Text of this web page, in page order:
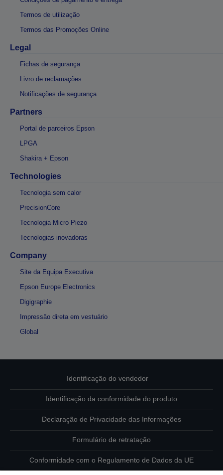
Termos de utilização
Termos das Promoções Online
Legal
Fichas de segurança
Livro de reclamações
Notificações de segurança
Partners
Portal de parceiros Epson
LPGA
Shakira + Epson
Technologies
Tecnologia sem calor
PrecisionCore
Tecnologia Micro Piezo
Tecnologias inovadoras
Company
Site da Equipa Executiva
Epson Europe Electronics
Digigraphie
Impressão direta em vestuário
Global
Identificação do vendedor
Identificação da conformidade do produto
Declaração de Privacidade das Informações
Formulário de retratação
Conformidade com o Regulamento de Dados da UE